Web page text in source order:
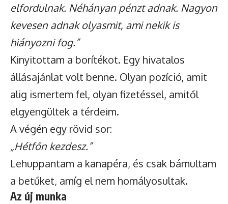
elfordulnak. Néhányan pénzt adnak. Nagyon
kevesen adnak olyasmit, ami nekik is
hiányozni fog.”
Kinyitottam a borítékot. Egy hivatalos
állásajánlat volt benne. Olyan pozíció, amit
alig ismertem fel, olyan fizetéssel, amitől
elgyengültek a térdeim.
A végén egy rövid sor:
„Hétfőn kezdesz.”
Lehuppantam a kanapéra, és csak bámultam
a betűket, amíg el nem homályosultak.
Az új munka